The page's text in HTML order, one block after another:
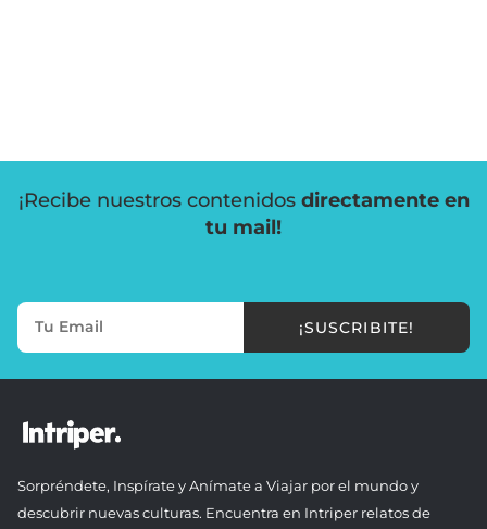
¡Recibe nuestros contenidos directamente en
tu mail!
¡SUSCRIBITE!
Sorpréndete, Inspírate y Anímate a Viajar por el mundo y
descubrir nuevas culturas. Encuentra en Intriper relatos de